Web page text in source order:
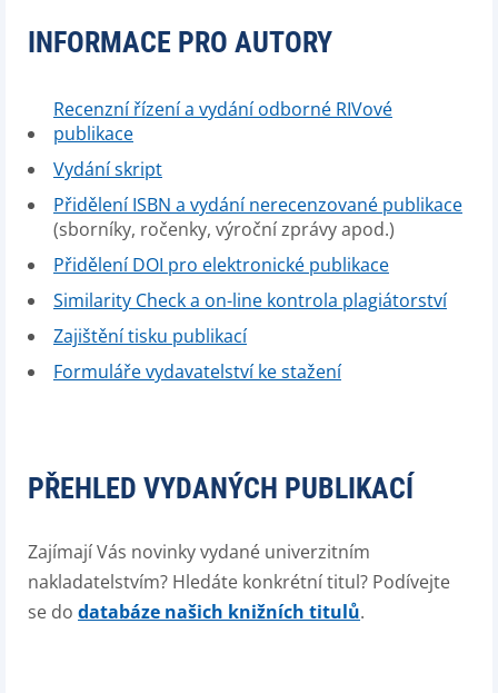
INFORMACE PRO AUTORY
Recenzní řízení a vydání odborné RIVové
publikace
Vydání skript
Přidělení ISBN a vydání nerecenzované publikace
(sborníky, ročenky, výroční zprávy apod.)
Přidělení DOI pro elektronické publikace
Similarity Check a on-line kontrola plagiátorství
Zajištění tisku publikací
Formuláře vydavatelství ke stažení
PŘEHLED VYDANÝCH PUBLIKACÍ
Zajímají Vás novinky vydané univerzitním
nakladatelstvím? Hledáte konkrétní titul? Podívejte
se do databáze našich knižních titulů.